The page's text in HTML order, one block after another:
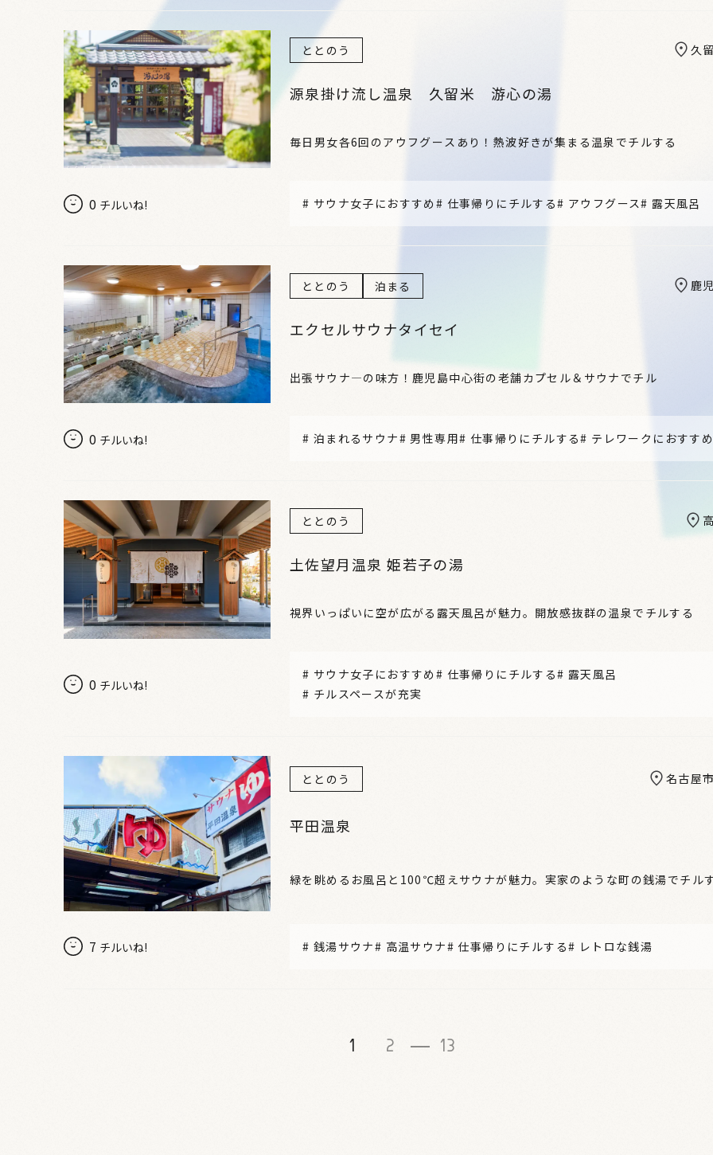
ととのう 久
源泉掛け流し温泉 久留米 游心の湯
0 チルいね!
毎日男女各6回のアウフグースあり！熱波好きが集まる温泉でチルする
# サウナ女子におすすめ # 仕事帰りにチルする# アウフグース# 露天風呂
ととのう 泊まる 鹿
エクセルサウナタイセイ
0 チルいね!
出張サウナ―の味方！鹿児島中心街の老舗カプセル＆サウナでチル
# 泊まれるサウナ#男性専用# 仕事帰りにチルする# テレワークにおすす
ととのう
土佐望月温泉 姫若子の湯
0 チルいね!
視界いっぱいに空が広がる露天風呂が魅力。開放感抜群の温泉でチルする
# サウナ女子におすすめ # 仕事帰りにチルする# 露天風呂
# チルスペースが充実
ととのう 名古屋
平田温泉
7 チルいね!
緑を眺めるお風呂と100℃超えサウナが魅力。実家のような町の銭湯でチル
# 銭湯サウナ# 高温サウナ#仕事帰りにチルする# レトロな銭湯
1 2 13